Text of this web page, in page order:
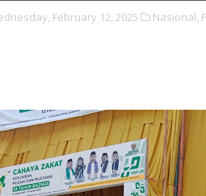
February 12, 2025 Nasional,